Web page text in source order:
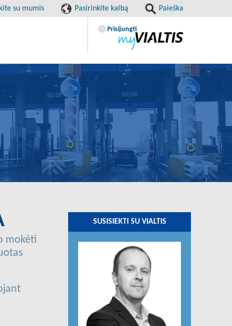
su mumis Pasirinkite kalbą Paieška
Prisijungti
mokėti
SUSISIEKTI SU VIALTIS